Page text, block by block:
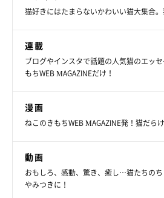
猫好きにはたまらないかわいい猫大集合
連載
ブログやインスタで話題の人気猫のエッ
もちWEB MAGAZINEだけ！
漫画
ねこのきもちWEB MAGAZINE発！猫だら
動画
おもしろ、感動、驚き、癒し…猫たちの
やみつきに！